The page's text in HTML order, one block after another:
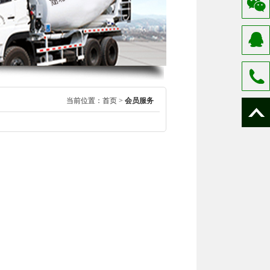
当前位置： 首页 > 会员服务